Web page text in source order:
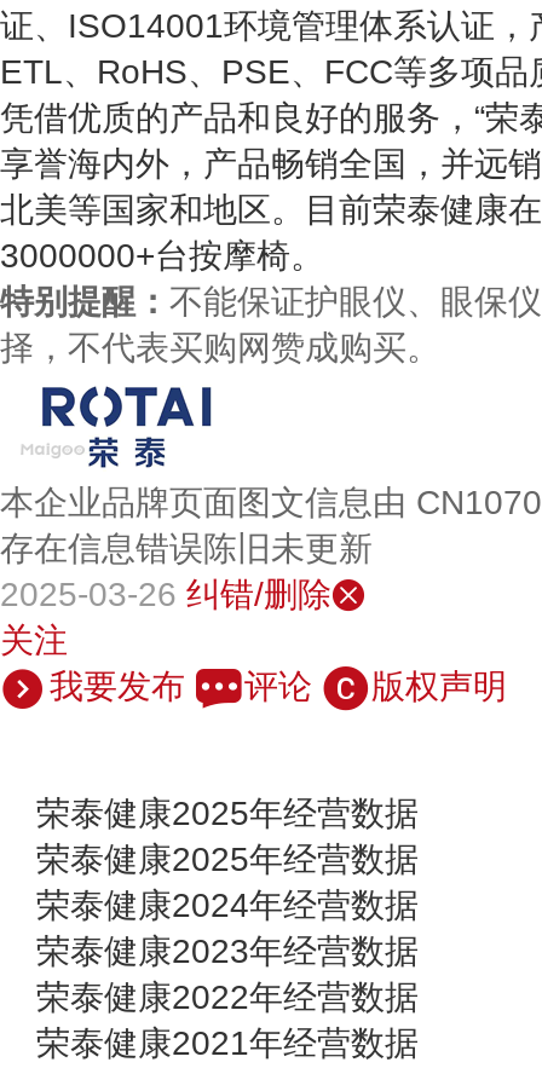
证、ISO14001环境管理体系认证
ETL、RoHS、PSE、FCC等多项品
凭借优质的产品和良好的服务，“荣
享誉海内外，产品畅销全国，并远
北美等国家和地区。目前荣泰健康
3000000+台按摩椅。
特别提醒： 不能保证护眼仪、眼保
择，不代表买购网赞成购买。
本企业品牌页面图文信息由
存在信息错误陈旧未更新
2025-03-26 纠错/删除
关注
我要发布
评论 版权声明
荣泰健康2025年经营数据
荣泰健康2025年经营数据
荣泰健康2024年经营数据
荣泰健康2023年经营数据
荣泰健康2022年经营数据
荣泰健康2021年经营数据